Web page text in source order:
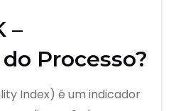
–
Processo?
Index) é um indicador